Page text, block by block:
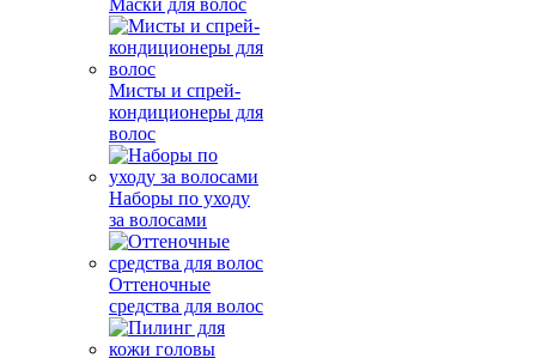
Маски для волос
Мисты и спрей-
кондиционеры для
волос
Наборы по уходу
за волосами
Оттеночные
средства для волос